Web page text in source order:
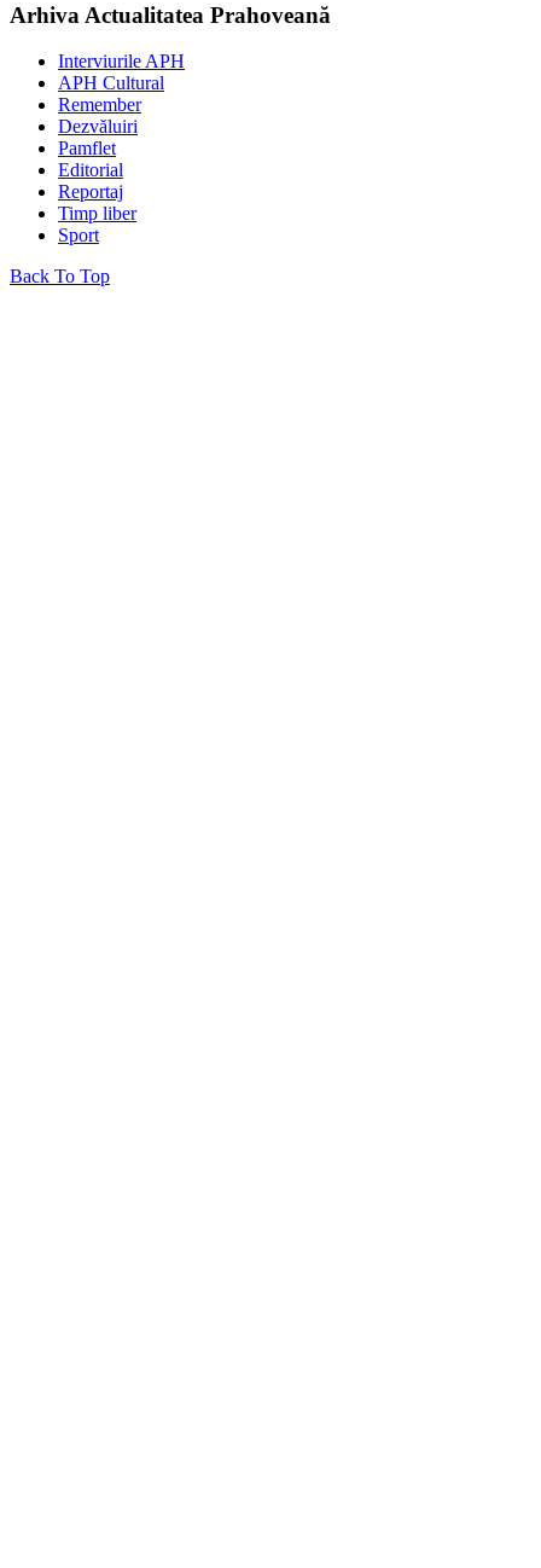
Arhiva Actualitatea Prahoveană
Interviurile APH
APH Cultural
Remember
Dezvăluiri
Pamflet
Editorial
Reportaj
Timp liber
Sport
Back To Top